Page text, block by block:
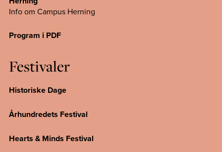
Info om Campus Herning
Program i PDF
Festivaler
Historiske Dage
Århundredets Festival
Hearts & Minds Festival